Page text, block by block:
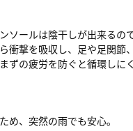
ソールは陰干しが出来るの
衝撃を吸収し、足や足関節
ずの疲労を防ぐと循環しに
め、突然の雨でも安心。